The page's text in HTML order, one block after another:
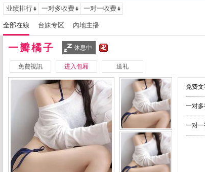
业绩排行 一对多收费 一对一收费
全部在線 台妹专区 內地主播
一瓣橘子 休息中
免費視訊 进入包厢 送礼
免费
一对
一对